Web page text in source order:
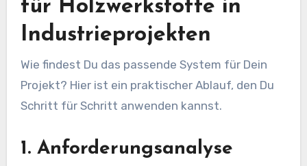
für Holzwerkstoffe in
Industrieprojekten
Wie findest Du das passende System für Dein
Projekt? Hier ist ein praktischer Ablauf, den Du
Schritt für Schritt anwenden kannst.
1. Anforderungsanalyse